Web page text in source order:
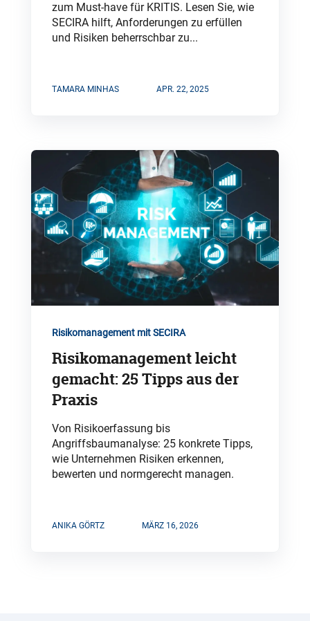
zum Must-have für KRITIS. Lesen Sie, wie
SECIRA hilft, Anforderungen zu erfüllen
und Risiken beherrschbar zu...
TAMARA MINHAS APR. 22, 2025
Risikomanagement mit SECIRA
Risikomanagement leicht
gemacht: 25 Tipps aus der
Praxis
Von Risikoerfassung bis
Angriffsbaumanalyse: 25 konkrete Tipps,
wie Unternehmen Risiken erkennen,
bewerten und normgerecht managen.
ANIKA GÖRTZ MÄRZ 16, 2026